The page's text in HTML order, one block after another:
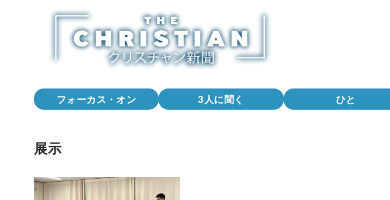
フォーカス・オン 3人に聞く ひと
展示